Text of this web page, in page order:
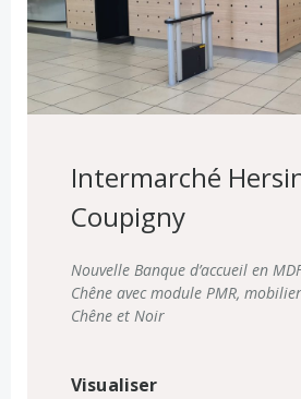
Intermarché
Coupigny
Nouvelle Banque d’accueil en
Chêne avec module PMR,
Chêne et Noir
Visualiser